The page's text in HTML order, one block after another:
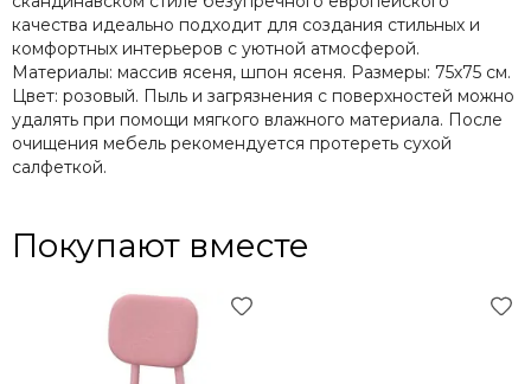
качества идеально подходит для создания стильных и
комфортных интерьеров с уютной атмосферой.
Материалы: массив ясеня, шпон ясеня. Размеры: 75х75 см.
Цвет: розовый. Пыль и загрязнения с поверхностей можно
удалять при помощи мягкого влажного материала. После
очищения мебель рекомендуется протереть сухой
салфеткой.
Покупают вместе